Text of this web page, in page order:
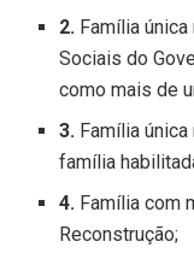
2. Família
Sociais do
como mais de
3. Família
família
4. Família com
Reconstrução;